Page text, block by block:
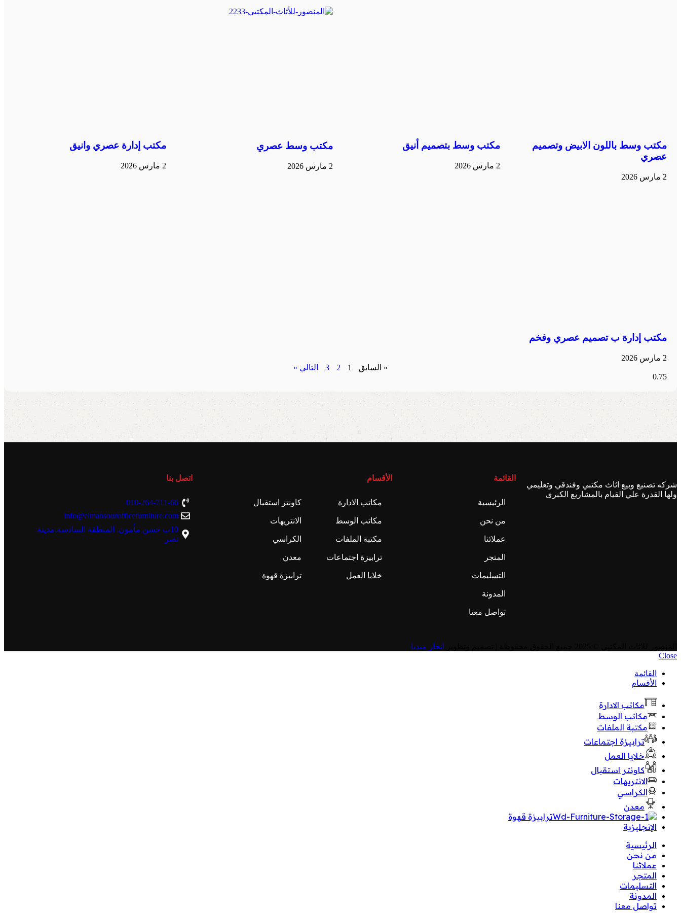
مكتب وسط باللون الابيض وتصميم
عصري
2 مارس 2026
مكتب وسط بتصميم أنيق
2 مارس 2026
مكتب وسط عصري
2 مارس 2026
مكتب إدارة عصري وانيق
2 مارس 2026
مكتب إدارة ب تصميم عصري وفخم
2 مارس 2026
« السابق
1
2
3 التالي »
شركه تصنيع وبيع اثاث مكتبي وفندقي وتعليمي
ولها القدرة علي القيام بالمشاريع الكبرى
القائمة
الرئيسية
من نحن
عملائنا
المتجر
التسليمات
المدونة
تواصل معنا
الأقسام
مكاتب الادارة
مكاتب الوسط
مكتبة الملفات
ترابيزة اجتماعات
خلايا العمل
كاونتر استقبال
الانتريهات
الكراسي
معدن
ترابيزة قهوة
اتصل بنا
010-264-711-66
info@elmansourofficefurniture.com
10ب حسن مأمون. المنطقة السادسة.مدينة
نصر
انجاز ميديا
Close
القائمة
الأقسام
مكاتب الادارة
مكاتب الوسط
مكتبة الملفات
ترابيزة اجتماعات
خلايا العمل
كاونتر استقبال
الانتريهات
الكراسي
معدن
ترابيزة قهوة
الإنجليزية
الرئيسية
من نحن
عملائنا
المتجر
التسليمات
المدونة
تواصل معنا